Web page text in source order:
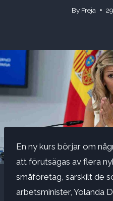
By Freja
En ny kurs börjar om
att förutsägas av flera
småföretag, särskilt de
arbetsminister, Yolanda